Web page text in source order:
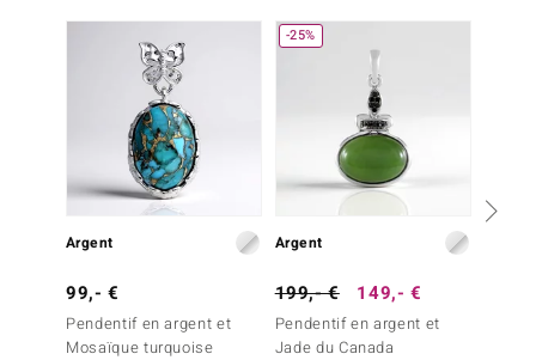
Collection
Argent
99,- €
Pendentif en argent et
Mosaïque turquoise
-25%
Argent
199,- € 149,- €
Pendentif en argent et
Jade du Canada